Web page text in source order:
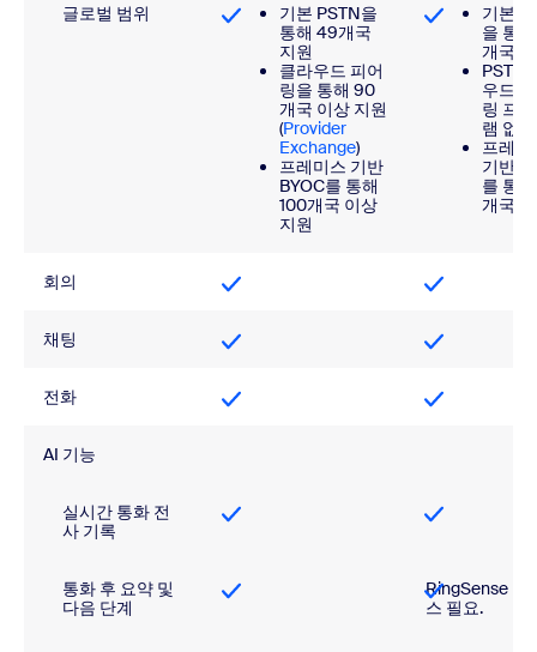
글로벌 범위
기본 PSTN을
통해 49개국
지원
클라우드 피어
링을 통해 90
개국 이상 지원
(Provider
Exchange)
프레미스 기반
BYOC를 통해
100개국 이상
지원
기본
을 통
개국
우드
링 프
램 없음
프레미
기반
를 통
개국
회의
채팅
전화
AI 기능
실시간 통화 전
사 기록
통화 후 요약 및
다음 단계
RingSense 라
스 필요.